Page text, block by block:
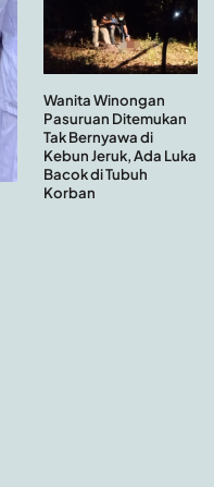
Wanita Winongan
Pasuruan Ditemukan
Tak Bernyawa di
Kebun Jeruk, Ada Luka
Bacok di Tubuh
Korban